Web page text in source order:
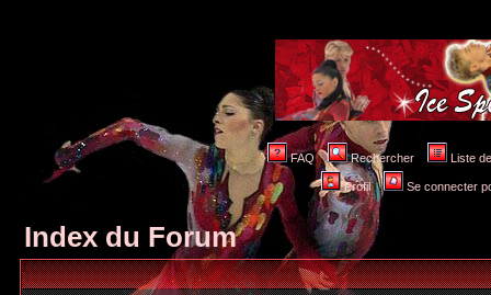
FAQ Rechercher Liste
Profil Se connecter
Index du Forum